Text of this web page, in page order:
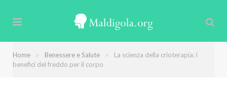
Home » Benessere e Salute »
La scienza della crioterapia: i
benefici del freddo per il corpo